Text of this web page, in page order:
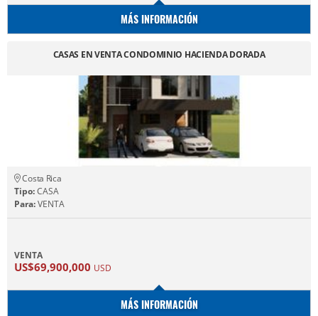
MÁS INFORMACIÓN
CASAS EN VENTA CONDOMINIO HACIENDA DORADA
Costa Rica
Tipo:CASA
Para:VENTA
VENTA
US$69,900,000 USD
MÁS INFORMACIÓN